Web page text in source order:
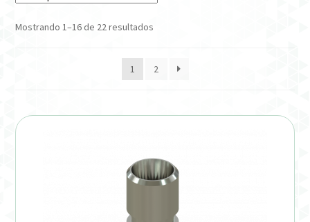
Distribuidores
Mostrando 1–16 de 22 resultados
1 2